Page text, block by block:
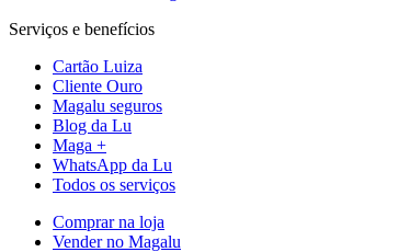
Serviços e benefícios
Cartão Luiza
Cliente Ouro
Magalu seguros
Blog da Lu
Maga +
WhatsApp da Lu
Todos os serviços
Comprar na loja
Vender no Magalu